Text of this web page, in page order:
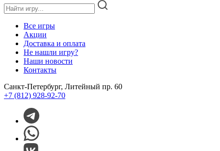
Все игры
Акции
Доставка и оплата
Не нашли игру?
Наши новости
Контакты
Санкт-Петербург, Литейный пр. 60
+7 (812) 928-92-70